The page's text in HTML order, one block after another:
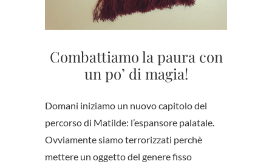
Combattiamo la paura con
un po’ di magia!
Domani iniziamo un nuovo capitolo del
percorso di Matilde: l’espansore palatale.
Ovviamente siamo terrorizzati perchè
mettere un oggetto del genere fisso